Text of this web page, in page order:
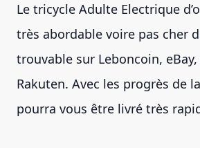
Le tricycle Adulte Electrique
très abordable voire pas cher
trouvable sur Leboncoin,
Rakuten. Avec les progrès de
pourra vous être livré très